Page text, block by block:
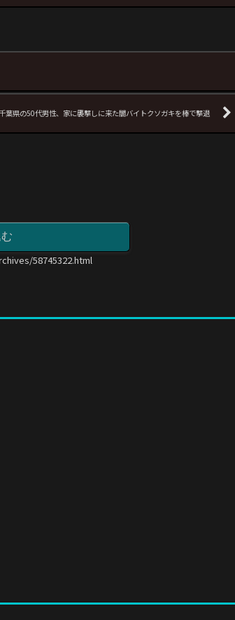
千葉県の50代男性、家に襲撃しに来た闇バイトクソガキを棒で撃退
58745322.html